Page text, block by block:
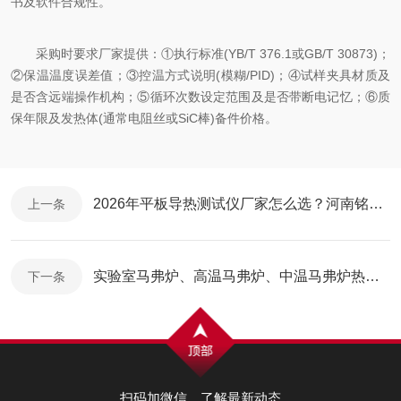
采购时要求厂家提供：①执行标准(YB/T 376.1或GB/T 30873)；
②保温温度误差值；③控温方式说明(模糊/PID)；④试样夹具材质及
是否含远端操作机构；⑤循环次数设定范围及是否带断电记忆；⑥质
保年限及发热体(通常电阻丝或SiC棒)备件价格。
上一条 2026年平板导热测试仪厂家怎么选？河南铭创实力解读与行业优势
下一条 实验室马弗炉、高温马弗炉、中温马弗炉热销排行榜：2026国产品牌优选，河南铭创凭硬核实力上榜
扫码加微信，了解最新动态